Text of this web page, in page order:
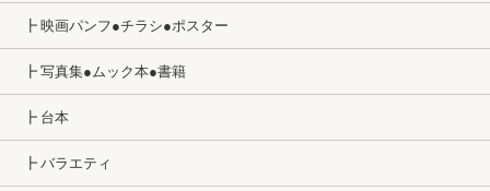
┣ 映画パンフ●チラシ●ポスター
┣ 写真集●ムック本●書籍
┣ 台本
┣ バラエティ